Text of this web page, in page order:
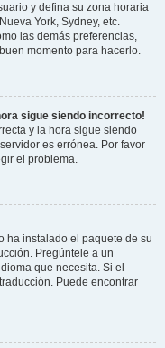
y defina su zona horaria
York, Sydney, etc.
las demás preferencias,
momento para hacerlo.
sigue siendo incorrecto!
y la hora sigue siendo
es errónea. Por favor
el problema.
ha instalado el paquete de su
Pregúntele a un
que necesita. Si el
Puede encontrar